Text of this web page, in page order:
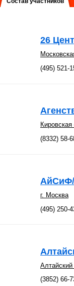
26
(495) 521-
Кировская
(8332) 58-
г. Москва
(495) 250-
Алтайский
(3852) 66-